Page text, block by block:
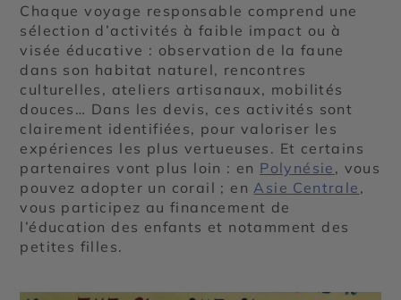
Chaque voyage responsable comprend une
sélection d’activités à faible impact ou à
visée éducative : observation de la faune
dans son habitat naturel, rencontres
culturelles, ateliers artisanaux, mobilités
douces… Dans les devis, ces activités sont
clairement identifiées, pour valoriser les
expériences les plus vertueuses. Et certains
partenaires vont plus loin : en Polynésie , vous
pouvez adopter un corail ; en Asie Centrale ,
vous participez au financement de
l’éducation des enfants et notamment des
petites filles.